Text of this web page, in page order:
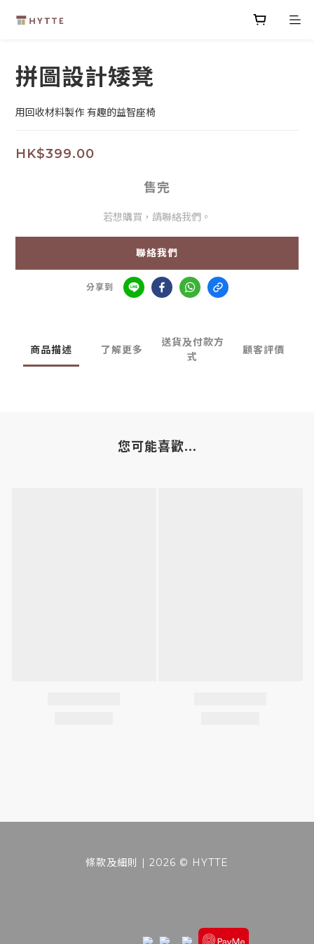
拼圖設計矮凳
用回收材料製作 有趣的益智座椅
HK$399.00
售完
若想購買，請聯絡我們。
聯絡我們
分享到
商品描述 了解更多
送貨及付款方
式
顧客評價
您可能喜歡...
條款及細則 | 2026 © HYTTE